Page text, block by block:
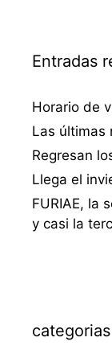
Entradas
Horario de
Las últimas
Regresan
Llega el
FURIAE, la
y casi la
categorias